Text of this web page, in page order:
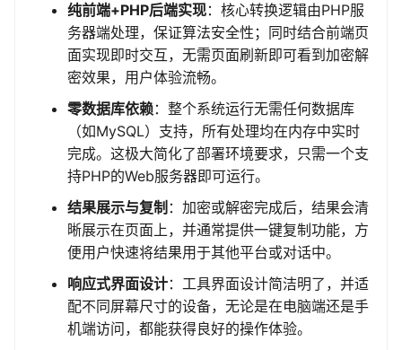
纯前端+PHP后端实现：核心转换逻辑由PHP服
务器端处理，保证算法安全性；同时结合前端页
面实现即时交互，无需页面刷新即可看到加密解
密效果，用户体验流畅。
零数据库依赖：整个系统运行无需任何数据库
（如MySQL）支持，所有处理均在内存中实时
完成。这极大简化了部署环境要求，只需一个支
持PHP的Web服务器即可运行。
结果展示与复制 ：加密或解密完成后，结果会清
晰展示在页面上，并通常提供一键复制功能，方
便用户快速将结果用于其他平台或对话中。
响应式界面设计：工具界面设计简洁明了，并适
配不同屏幕尺寸的设备，无论是在电脑端还是手
机端访问，都能获得良好的操作体验。